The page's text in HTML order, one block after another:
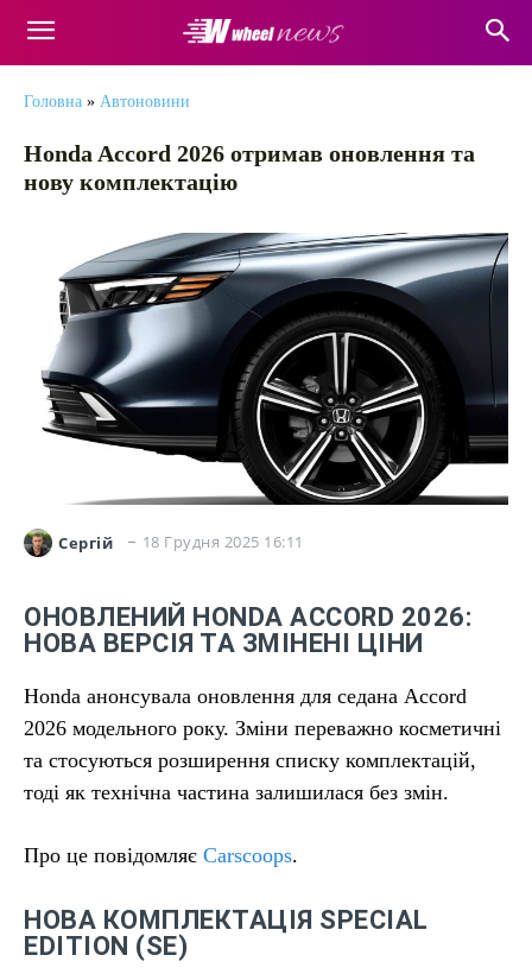
Головна » Автоновини
Honda Accord 2026 отримав оновлення та
нову комплектацію
Сергій 18 Грудня 2025 16:11
ОНОВЛЕНИЙ HONDA ACCORD 2026:
НОВА ВЕРСІЯ ТА ЗМІНЕНІ ЦІНИ
Honda анонсувала оновлення для седана Accord
2026 модельного року. Зміни переважно косметичні
та стосуються розширення списку комплектацій,
тоді як технічна частина залишилася без змін.
Про це повідомляє Carscoops.
НОВА КОМПЛЕКТАЦІЯ SPECIAL
EDITION (SE)